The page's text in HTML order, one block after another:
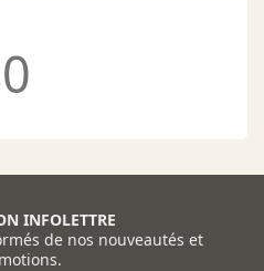
0
INFOLETTRE
de nos nouveautés et